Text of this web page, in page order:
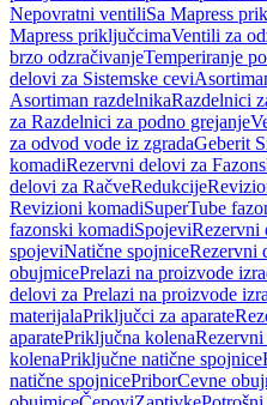
Nepovratni ventiliSa Mapress
Mapress priključcimaVentili za
brzo odzračivanjeTemperiranje
delovi za Sistemske cevi
Asortiman razdelnikaRazdelnici
za Razdelnici za podno grejanje
za odvod vode iz zgradaGeberit
komadiRezervni delovi za
delovi za RačveRedukcije
Revizioni komadiSuperTube
fazonski komadiSpojeviRezervni
spojeviNatične spojniceRezervni
obujmicePrelazi na proizvode
delovi za Prelazi na proizvode
materijalaPriključci za aparate
aparatePriključna kolena
kolenaPriključne natične spojnice
natične spojnicePriborCevne